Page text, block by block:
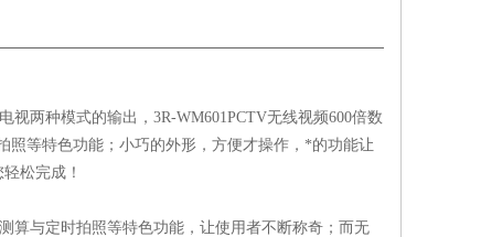
视两种模式的输出，3R-WM601PCTV无线视频600倍数
照等特色功能；小巧的外形，方便才操作，*的功能让
松完成！
算与定时拍照等特色功能，让使用者不断称奇；而无